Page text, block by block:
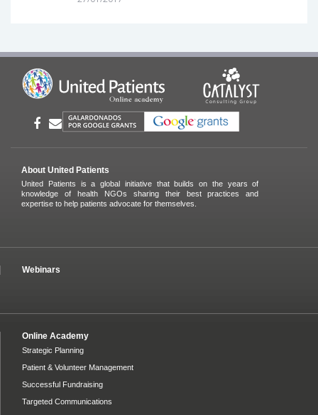
About United Patients
United Patients is a global initiative that builds on the years of
knowledge of health NGOs sharing their best practices and
expertise to help patients advocate for themselves.
Webinars
Online Academy
Strategic Planning
Patient & Volunteer Management
Successful Fundraising
Targeted Communications